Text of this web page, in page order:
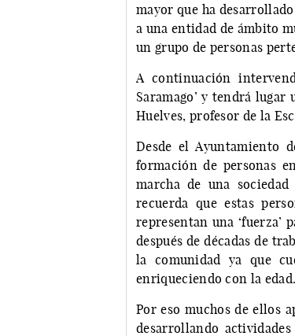
mayor que ha
a una entidad de ámbito
un grupo de personas
A continuación
Saramago’ y tendrá
Huelves, profesor de la
Desde el Ayuntamiento
formación de personas
marcha de una
recuerda que estas
representan una ‘fuerza’
después de décadas de
la comunidad ya que
enriqueciendo con la edad.
Por eso muchos de ellos
desarrollando